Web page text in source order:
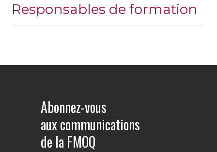
Responsables de formation
Abonnez-vous
aux communications
de la FMOQ